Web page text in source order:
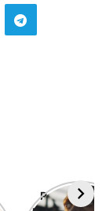
Resistência